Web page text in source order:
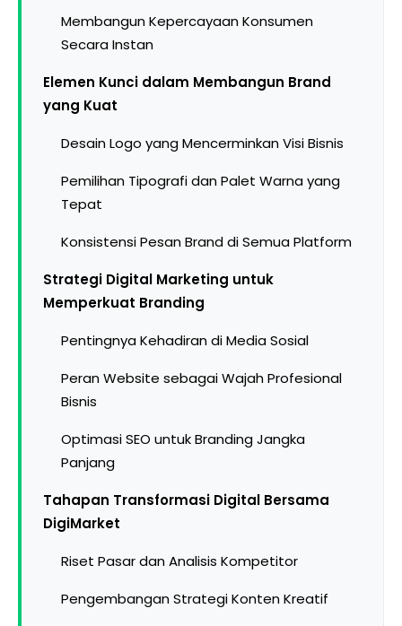
Membangun Kepercayaan Konsumen
Secara Instan
Elemen Kunci dalam Membangun Brand
yang Kuat
Desain Logo yang Mencerminkan Visi Bisnis
Pemilihan Tipografi dan Palet Warna yang
Tepat
Konsistensi Pesan Brand di Semua Platform
Strategi Digital Marketing untuk
Memperkuat Branding
Pentingnya Kehadiran di Media Sosial
Peran Website sebagai Wajah Profesional
Bisnis
Optimasi SEO untuk Branding Jangka
Panjang
Tahapan Transformasi Digital Bersama
DigiMarket
Riset Pasar dan Analisis Kompetitor
Pengembangan Strategi Konten Kreatif